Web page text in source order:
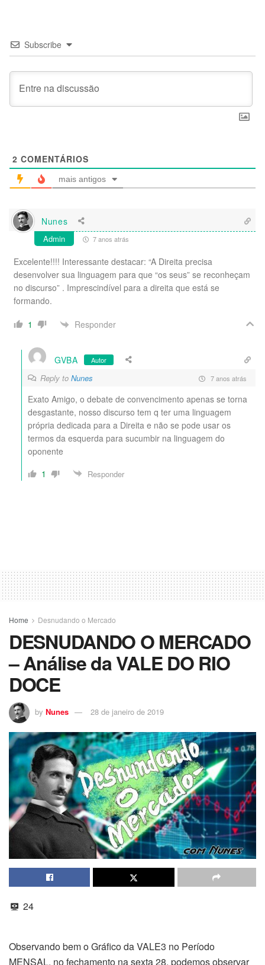
Subscribe
2 COMENTÁRIOS
mais antigos
Nunes
Admin 7 anos atrás
Excelente!!!! Interessante destacar: “A Direita precisa
desenvolver sua linguagem para que “os seus” se reconheçam
no discurso” . Imprescindível para a direita que está se
formando.
1
Responder
GVBA Autor
Reply to Nunes 7 anos atrás
Exato Amigo, o debate de convencimento apenas se torna
desgastante, nosso discurso tem q ter uma linguagem
própria dedicada para a Direita e não se pode usar os
termos da esquerda para sucumbir na linguagem do
oponente
1
Responder
Home Desnudando o Mercado
DESNUDANDO O MERCADO
– Análise da VALE DO RIO
DOCE
by Nunes 28 de janeiro de 2019
24
Observando bem o Gráfico da VALE3 no Período
MENSAL, no fechamento na sexta 28, podemos observar